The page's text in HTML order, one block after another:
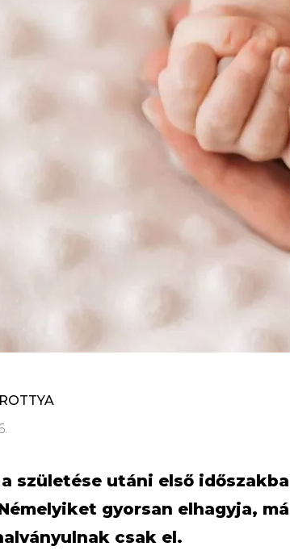
születése utáni első
gyorsan elhagyja,
csak el.